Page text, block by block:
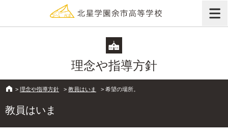
理念や指導方針
> 理念や指導方針 > 教員はいま > 希望の場所。
教員はいま